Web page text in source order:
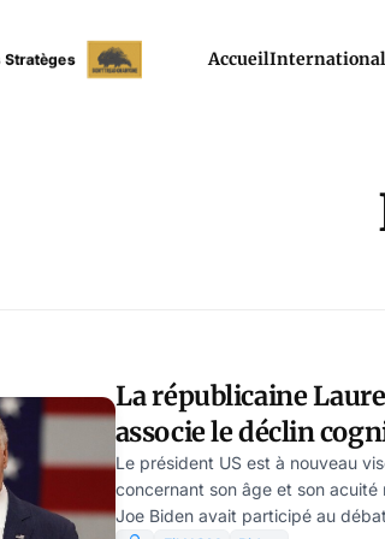
AccueilInternational
La républicaine
associe le déclin
au vaccin COVID
Le président US est à nouveau
concernant son âge et son acuité
Joe Biden avait participé au